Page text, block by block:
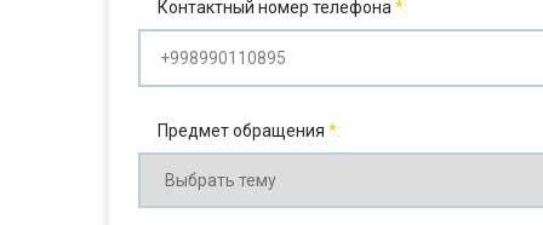
Контактный номер телефона
Предмет обращения